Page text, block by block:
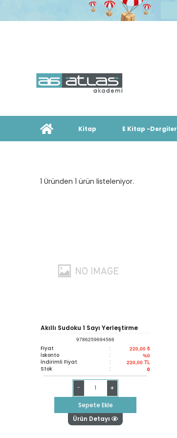
Kitap E Kitap -Dergiler
1 Üründen 1 ürün listeleniyor.
Akıllı Sudoku 1 Sayı Yerleştirme
9786259694566
Fiyat : 220,00 ₺
İskonto : %0
İndirimli Fiyat : 220,00 TL
Stok : 0
- +
Sepete Ekle
Ürün Detayı